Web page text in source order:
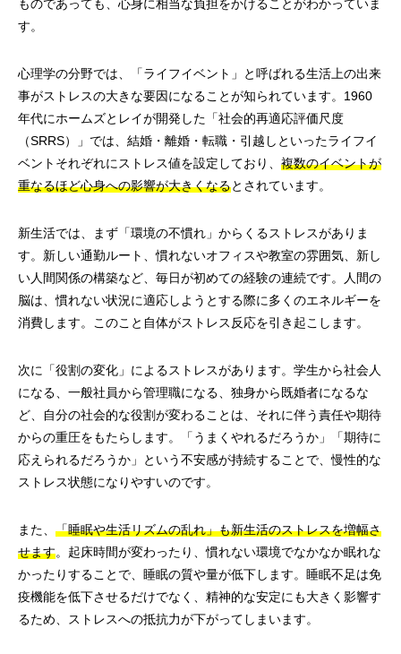
ものであっても、心身に相当な負担をかけることがわかっていま
す。
心理学の分野では、「ライフイベント」と呼ばれる生活上の出来
事がストレスの大きな要因になることが知られています。1960
年代にホームズとレイが開発した「社会的再適応評価尺度
（SRRS）」では、結婚・離婚・転職・引越しといったライフイ
ベントそれぞれにストレス値を設定しており、 複数のイベントが
重なるほど心身への影響が大きくなるとされています。
新生活では、まず「環境の不慣れ」からくるストレスがありま
す。新しい通勤ルート、慣れないオフィスや教室の雰囲気、新し
い人間関係の構築など、毎日が初めての経験の連続です。人間の
脳は、慣れない状況に適応しようとする際に多くのエネルギーを
消費します。このこと自体がストレス反応を引き起こします。
次に「役割の変化」によるストレスがあります。学生から社会人
になる、一般社員から管理職になる、独身から既婚者になるな
ど、自分の社会的な役割が変わることは、それに伴う責任や期待
からの重圧をもたらします。「うまくやれるだろうか」「期待に
応えられるだろうか」という不安感が持続することで、慢性的な
ストレス状態になりやすいのです。
また、 「睡眠や生活リズムの乱れ」も新生活のストレスを増幅さ
せます。起床時間が変わったり、慣れない環境でなかなか眠れな
かったりすることで、睡眠の質や量が低下します。睡眠不足は免
疫機能を低下させるだけでなく、精神的な安定にも大きく影響す
るため、ストレスへの抵抗力が下がってしまいます。